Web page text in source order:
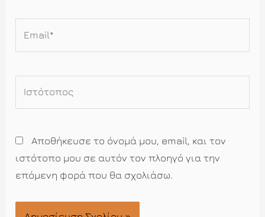
Αποθήκευσε το όνομά μου, email, και τον
ιστότοπο μου σε αυτόν τον πλοηγό για την
επόμενη φορά που θα σχολιάσω.